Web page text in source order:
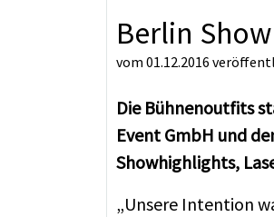
Berlin
vom 01.12.2016
Die Bühnenoutfits
Event GmbH und
Showhighlights,
„Unsere Intention